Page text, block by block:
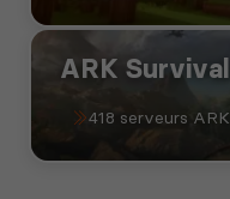
ARK
418 serveurs